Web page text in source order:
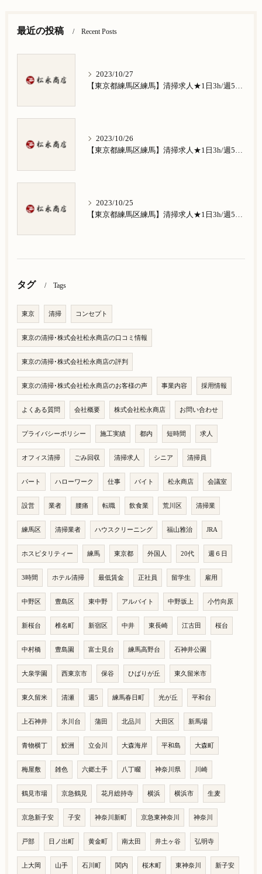
最近の投稿 Recent Posts
2023/10/27
【東京都練馬区練馬】清掃求人★1日3h/週5日/祝日お休み★谷原在住の方歓迎
2023/10/26
【東京都練馬区練馬】清掃求人★1日3h/週5日/祝日お休み★南田中在住の方歓迎
2023/10/25
【東京都練馬区練馬】清掃求人★1日3h/週5日/祝日お休み★南大泉在住の方歓迎
タグ Tags
東京 清掃 コンセプト
東京の清掃･株式会社松永商店の口コミ情報
東京の清掃･株式会社松永商店の評判
東京の清掃･株式会社松永商店のお客様の声 事業内容 採用情報
よくある質問 会社概要 株式会社松永商店 お問い合わせ
プライバシーポリシー 施工実績 都内 短時間 求人
オフィス清掃 ごみ回収 清掃求人 シニア 清掃員
パート ハローワーク 仕事 バイト 松永商店 会議室
設営 業者 腰痛 転職 飲食業 荒川区 清掃業
練馬区 清掃業者 ハウスクリーニング 福山雅治 JRA
ホスピタリティー 練馬 東京都 外国人 20代 週６日
3時間 ホテル清掃 最低賃金 正社員 留学生 雇用
中野区 豊島区 東中野 アルバイト 中野坂上 小竹向原
新桜台 椎名町 新宿区 中井 東長崎 江古田 桜台
中村橋 豊島園 富士見台 練馬高野台 石神井公園
大泉学園 西東京市 保谷 ひばりが丘 東久留米市
東久留米 清瀬 週5 練馬春日町 光が丘 平和台
上石神井 氷川台 蒲田 北品川 大田区 新馬場
青物横丁 鮫洲 立会川 大森海岸 平和島 大森町
梅屋敷 雑色 六郷土手 八丁畷 神奈川県 川崎
鶴見市場 京急鶴見 花月総持寺 横浜 横浜市 生麦
京急新子安 子安 神奈川新町 京急東神奈川 神奈川
戸部 日ノ出町 黄金町 南太田 井土ヶ谷 弘明寺
上大岡 山手 石川町 関内 桜木町 東神奈川 新子安